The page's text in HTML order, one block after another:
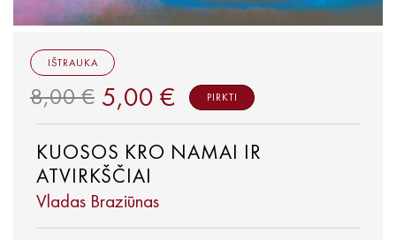
KUOSOS KRO NAMAI IR
ATVIRKŠČIAI
Vladas Braziūnas
IŠTRAUKA
8,00 € 5,00 € PIRKTI